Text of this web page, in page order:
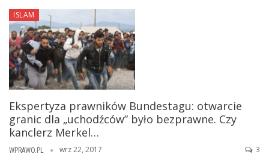
ISLAM
Ekspertyza prawników Bundestagu: otwarcie
granic dla „uchodźców” było bezprawne. Czy
kanclerz Merkel…
WPRAWO.PL wrz 22, 2017 3